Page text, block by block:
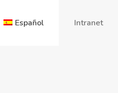
Español Intranet